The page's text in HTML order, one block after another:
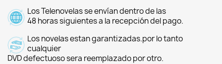
Los Telenovelas se envían dentro de las
48 horas siguientes a la recepción del pago.
Los novelas estan garantizadas.por lo tanto
cualquier
DVD defectuoso sera reemplazado por otro.